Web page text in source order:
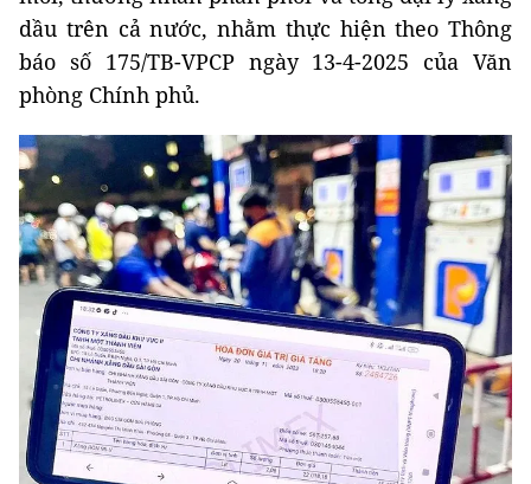
dầu trên cả nước, nhằm thực hiện theo Thông
báo số 175/TB-VPCP ngày 13-4-2025 của Văn
phòng Chính phủ.